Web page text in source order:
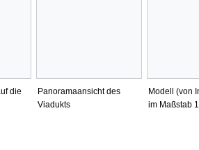
die
Panoramaansicht des
Viadukts
Modell (von
im Maßstab